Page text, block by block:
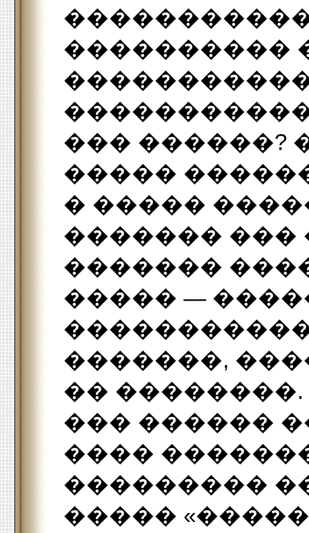
����������
��� ������?
�����
� �����
������� ���
�������
����� —
�������,
��
��� ������
����
���������
�����